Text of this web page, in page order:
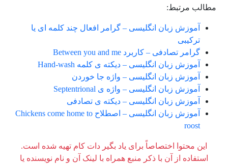
مطالب مرتبط:
آموزش زبان انگلیسی – گرامر افعال چند کلمه ای یا
ترکیبی
گرامر تصادفی – کاربرد Between you and me
آموزش زبان انگلیسی – دیکته ی کلمه Hand-wash
آموزش زبان انگلیسی – واژه جا خوردن
آموزش زبان انگلیسی – واژه ی Septentrional
آموزش زبان انگلیسی – دیکته ی تصادفی
آموزش زبان انگلیسی – اصطلاح Chickens come home to
roost
این محتوا اختصاصاً برای یاد بگیر دات کام تهیه شده است.
استفاده از آن با ذکر منبع همراه با لینک آن و نام نویسنده یا